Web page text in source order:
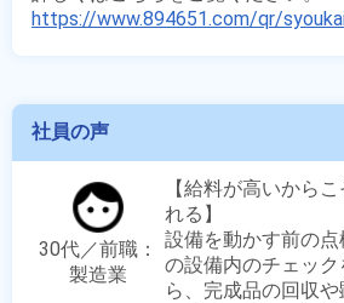
https://www.894651.com/qr/
社員の声
30代／前職：
製造業
【給料が高いから
れる】
設備を動かす前の
の設備内のチェッ
ら、完成品の回収